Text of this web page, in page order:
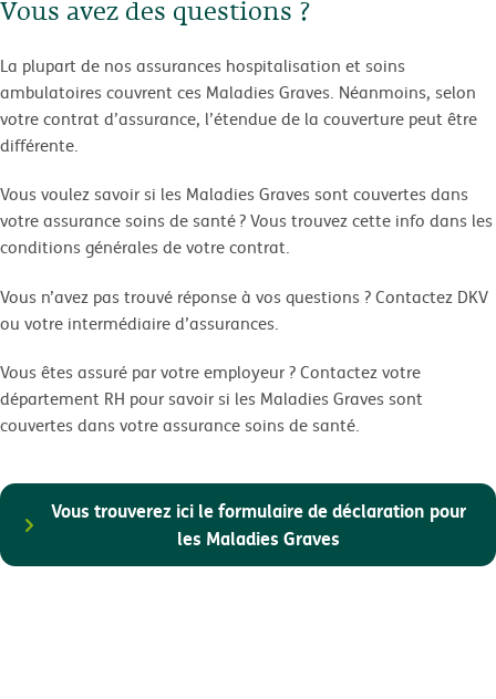
Vous avez des questions ?
La plupart de nos assurances hospitalisation et soins
ambulatoires couvrent ces Maladies Graves. Néanmoins, selon
votre contrat d’assurance, l’étendue de la couverture peut être
différente.
Vous voulez savoir si les Maladies Graves sont couvertes dans
votre assurance soins de santé ? Vous trouvez cette info dans les
conditions générales de votre contrat.
Vous n’avez pas trouvé réponse à vos questions ? Contactez DKV
ou votre intermédiaire d’assurances.
Vous êtes assuré par votre employeur ? Contactez votre
département RH pour savoir si les Maladies Graves sont
couvertes dans votre assurance soins de santé.
Vous trouverez ici le formulaire de déclaration pour
les Maladies Graves